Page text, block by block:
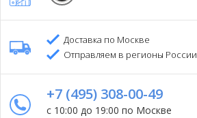
Доставка по Москве
Отправляем в регионы России
+7 (495) 308-00-49
с 10:00 до 19:00 по Москве